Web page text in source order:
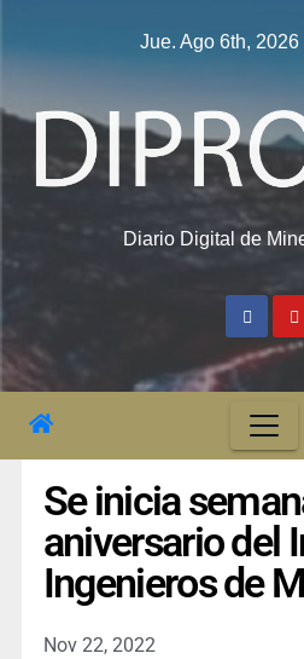
Jue. Ago 6th, 2026
Diario Digital de
Se inicia
aniversario del
Ingenieros de
Nov 22, 2022